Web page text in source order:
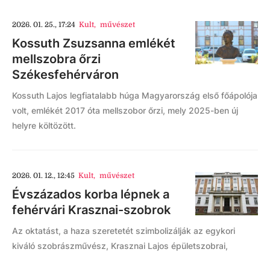
2026. 01. 25., 17:24 Kult, művészet
Kossuth Zsuzsanna emlékét
mellszobra őrzi
Székesfehérváron
Kossuth Lajos legfiatalabb húga Magyarország első főápolója
volt, emlékét 2017 óta mellszobor őrzi, mely 2025-ben új
helyre költözött.
2026. 01. 12., 12:45 Kult, művészet
Évszázados korba lépnek a
fehérvári Krasznai-szobrok
Az oktatást, a haza szeretetét szimbolizálják az egykori
kiváló szobrászművész, Krasznai Lajos épületszobrai,